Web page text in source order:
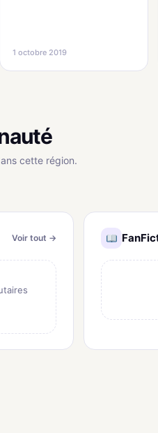
1 octobre 2019
cette région.
Voir tout →